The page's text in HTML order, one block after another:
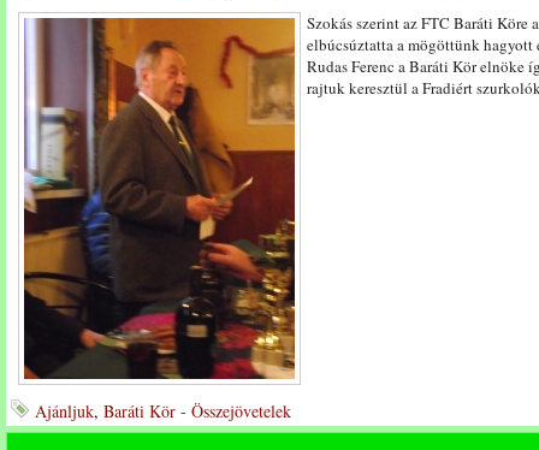
Szokás szerint az FTC Baráti
elbúcsúztatta a mögöttünk
Rudas Ferenc a Baráti Kör elnöke
rajtuk keresztül a Fradiért
Ajánljuk, Baráti Kör - Összejövetelek